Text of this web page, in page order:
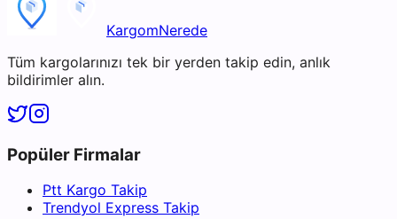
KargomNerede
Tüm kargolarınızı tek bir yerden takip edin, anlık
bildirimler alın.
Popüler Firmalar
Ptt Kargo Takip
Trendyol Express Takip